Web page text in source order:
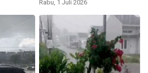
Rabu, 1 Juli 2026